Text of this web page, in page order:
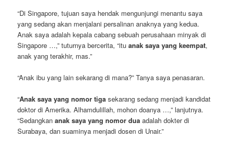
“Di Singapore, tujuan saya hendak mengunjungi menantu saya
yang sedang akan menjalani persalinan anaknya yang kedua.
Anak saya adalah kepala cabang sebuah perusahaan minyak di
Singapore …,” tuturnya bercerita, “ituanak saya yang keempat,
anak yang terakhir, mas.”
“Anak ibu yang lain sekarang di mana?” Tanya saya penasaran.
“Anak saya yang nomor tiga sekarang sedang menjadi kandidat
doktor di Amerika. Alhamdulillah, mohon doanya …,” lanjutnya.
“Sedangkananak saya yang nomor dua adalah dokter di
Surabaya, dan suaminya menjadi dosen di Unair.”